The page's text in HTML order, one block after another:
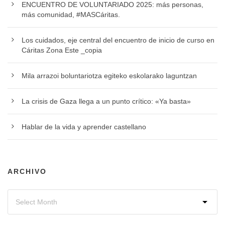
ENCUENTRO DE VOLUNTARIADO 2025: más personas,
más comunidad, #MASCáritas.
Los cuidados, eje central del encuentro de inicio de curso en
Cáritas Zona Este _copia
Mila arrazoi boluntariotza egiteko eskolarako laguntzan
La crisis de Gaza llega a un punto crítico: «Ya basta»
Hablar de la vida y aprender castellano
ARCHIVO